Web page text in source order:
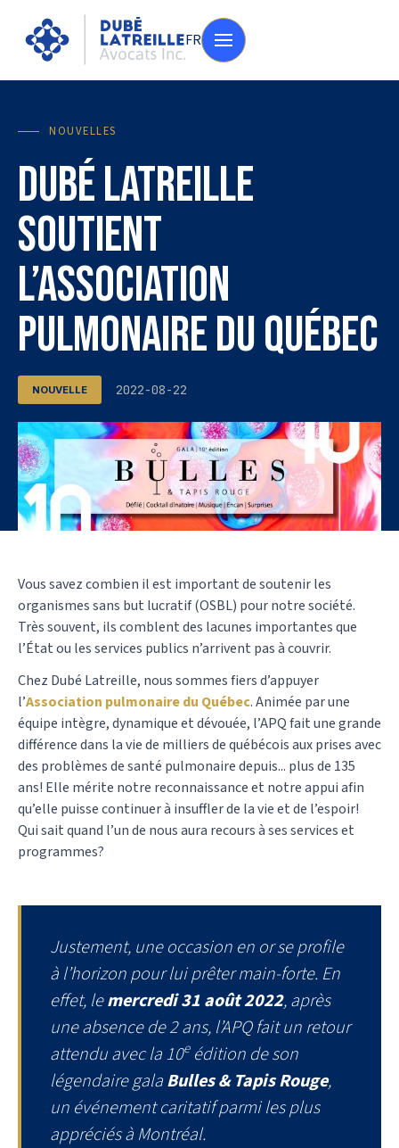
FR
NOUVELLES
Dubé Latreille
soutient
l’Association
Pulmonaire du Québec
NOUVELLE 2022-08-22
Vous savez combien il est important de soutenir les
organismes sans but lucratif (OSBL) pour notre société.
Très souvent, ils comblent des lacunes importantes que
l’État ou les services publics n’arrivent pas à couvrir.
Chez Dubé Latreille, nous sommes fiers d’appuyer
l’Association pulmonaire du Québec. Animée par une
équipe intègre, dynamique et dévouée, l’APQ fait une grande
différence dans la vie de milliers de québécois aux prises avec
des problèmes de santé pulmonaire depuis... plus de 135
ans! Elle mérite notre reconnaissance et notre appui afin
qu’elle puisse continuer à insuffler de la vie et de l’espoir!
Qui sait quand l’un de nous aura recours à ses services et
programmes?
Justement, une occasion en or se profile
à l’horizon pour lui prêter main-forte. En
effet, lemercredi 31 août 2022, après
une absence de 2 ans, l’APQ fait un retour
attendu avec la 10eédition de son
légendaire galaBulles & Tapis Rouge,
un événement caritatif parmi les plus
appréciés à Montréal.